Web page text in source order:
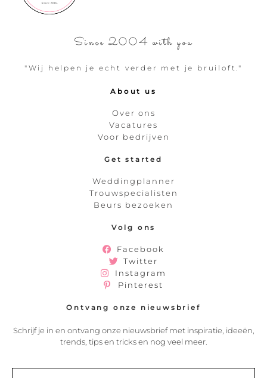
Since 2004 with you
"Wij helpen je echt verder met je bruiloft."
About us
Over ons
Vacatures
Voor bedrijven
Get started
Weddingplanner
Trouwspecialisten
Beurs bezoeken
Volg ons
Facebook
Twitter
Instagram
Pinterest
Ontvang onze nieuwsbrief
Schrijf je in en ontvang onze nieuwsbrief met inspiratie, ideeën,
trends, tips en tricks en nog veel meer.